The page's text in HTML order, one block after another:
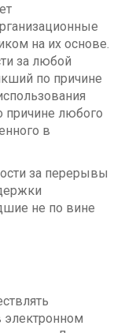
на их основе.
за любой
по причине
причине любого
в
за перерывы
не по вине